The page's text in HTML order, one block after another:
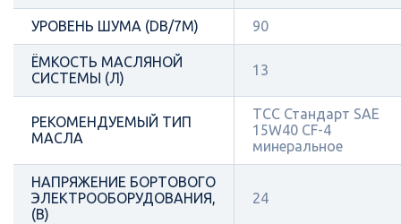
УРОВЕНЬ ШУМА (DB/7М) 90
ЁМКОСТЬ МАСЛЯНОЙ
СИСТЕМЫ (Л)
13
РЕКОМЕНДУЕМЫЙ ТИП
МАСЛА
ТСС Стандарт SAE
15W40 CF-4
минеральное
НАПРЯЖЕНИЕ БОРТОВОГО
ЭЛЕКТРООБОРУДОВАНИЯ,
(В)
24